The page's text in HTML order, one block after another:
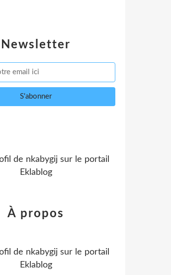
Newsletter
de nkabygijsur le portail
Eklablog
À propos
de nkabygijsur le portail
Eklablog